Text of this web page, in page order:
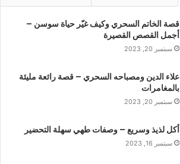
قصة الخاتم السحري وكيف غيّر حياة سوسن –
أجمل القصص القصيرة
سبتمبر 20, 2023
علاء الدين ومصباحه السحري – قصة رائعة مليئة
بالمغامرات
سبتمبر 20, 2023
أكل لذيذ وسريع – وصفات طهي سهلة التحضير
سبتمبر 16, 2023